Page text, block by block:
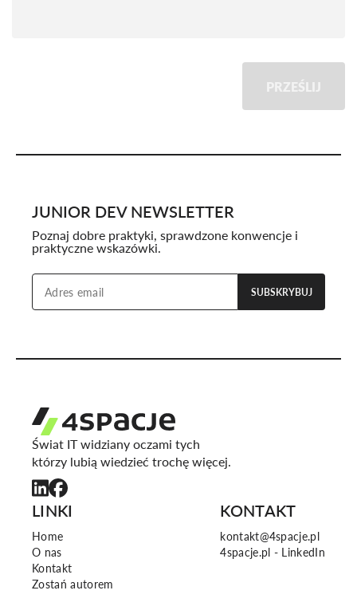
PRZEŚLIJ
JUNIOR DEV NEWSLETTER
Poznaj dobre praktyki, sprawdzone konwencje i
praktyczne wskazówki.
SUBSKRYBUJ
Świat IT widziany oczami tych
którzy lubią wiedzieć trochę więcej.
LINKI
Home
O nas
Kontakt
Zostań autorem
KONTAKT
kontakt@4spacje.pl
4spacje.pl - LinkedIn